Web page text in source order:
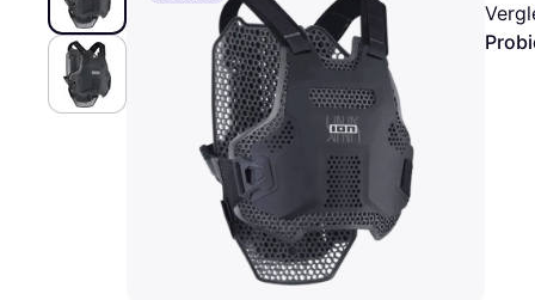
Bezahle in bis zu 30
Ratenzahlung
SHEIN